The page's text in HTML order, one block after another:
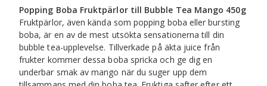
Bubble
Tea
Mango
450g
mängd
Popping Boba Fruktpärlor till Bubble Tea Mango 450g
Fruktpärlor, även kända som popping boba eller bursting
boba, är en av de mest utsökta sensationerna till din
bubble tea-upplevelse. Tillverkade på äkta juice från
frukter kommer dessa boba spricka och ge dig en
underbar smak av mango när du suger upp dem